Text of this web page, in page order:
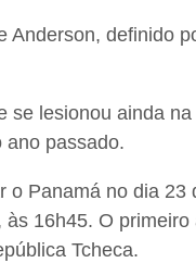
definido
se lesionou ainda
ano passado.
o Panamá no dia 23
16h45. O
Tcheca.